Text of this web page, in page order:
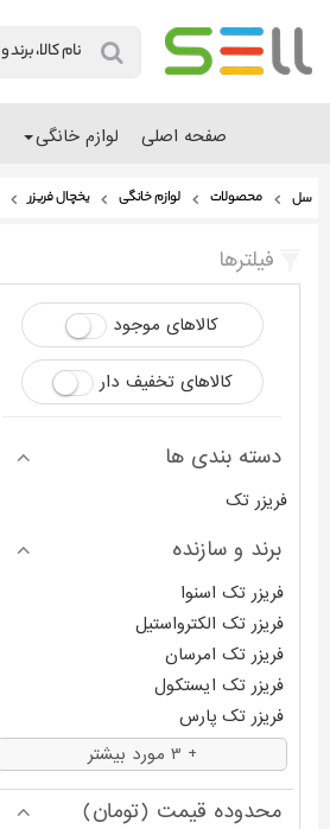
صفحه اصلی لوازم خانگی
سل محصولات لوازم خانگی یخچال فریزر
فیلترها
کالاهای موجود
کالاهای تخفیف دار
دسته بندی ها
فریزر تک
برند و سازنده
فریزر تک اسنوا
فریزر تک الکترواستیل
فریزر تک امرسان
فریزر تک ایستکول
فریزر تک پارس
فریزر تک سام
فریزر تک فیلور
فریزر تک هیمالیا
+ 3 مورد بیشتر
محدوده قیمت (تومان)